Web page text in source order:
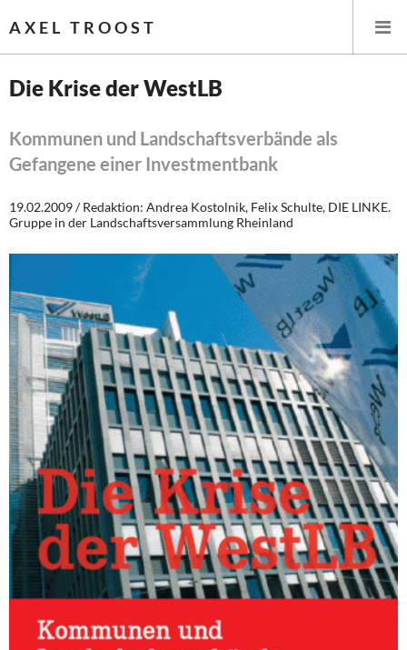
AXEL TROOST
Themen
Leitlinien linker Wirtschafts- und Finanzpolitik
Wirtschaftspolitik
Steuer- und Finanzpolitik
Öffentliche Infrastruktur und Daseinsvorsorge
Eurokrise und Griechenland
DIE LINKE
Weitere Themen
Memo-Gruppe
Institut Solidarische Moderne
Rosa-Luxemburg-Stiftung
Über mich
Die Krise der WestLB
Kommunen und Landschaftsverbände als
Gefangene einer Investmentbank
19.02.2009 / Redaktion: Andrea Kostolnik, Felix Schulte, DIE LINKE.
Gruppe in der Landschaftsversammlung Rheinland